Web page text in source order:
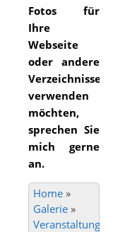
Fotos für
Ihre
Webseite
oder andere
Verzeichnisse
verwenden
möchten,
sprechen Sie
mich gerne
an.
Home »
Galerie »
Veranstaltungen